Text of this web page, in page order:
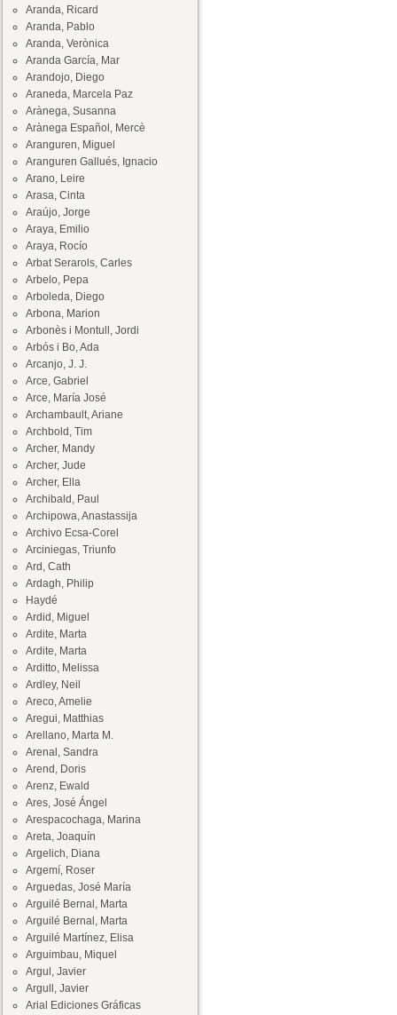
Aranda, Ricard
Aranda, Pablo
Aranda, Verònica
Aranda García, Mar
Arandojo, Diego
Araneda, Marcela Paz
Arànega, Susanna
Arànega Español, Mercè
Aranguren, Miguel
Aranguren Gallués, Ignacio
Arano, Leire
Arasa, Cinta
Araújo, Jorge
Araya, Emilio
Araya, Rocío
Arbat Serarols, Carles
Arbelo, Pepa
Arboleda, Diego
Arbona, Marion
Arbonès i Montull, Jordi
Arbós i Bo, Ada
Arcanjo, J. J.
Arce, Gabriel
Arce, María José
Archambault, Ariane
Archbold, Tim
Archer, Mandy
Archer, Jude
Archer, Ella
Archibald, Paul
Archipowa, Anastassija
Archivo Ecsa-Corel
Arciniegas, Triunfo
Ard, Cath
Ardagh, Philip
Haydé
Ardid, Miguel
Ardite, Marta
Ardite, Marta
Arditto, Melissa
Ardley, Neil
Areco, Amelie
Aregui, Matthias
Arellano, Marta M.
Arenal, Sandra
Arend, Doris
Arenz, Ewald
Ares, José Ángel
Arespacochaga, Marina
Areta, Joaquín
Argelich, Diana
Argemí, Roser
Arguedas, José María
Arguilé Bernal, Marta
Arguilé Bernal, Marta
Arguilé Martínez, Elisa
Arguimbau, Miquel
Argul, Javier
Argull, Javier
Arial Ediciones Gráficas